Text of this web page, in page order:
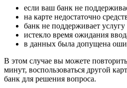
если ваш банк не
на карте недостаточно
банк не поддерживает
истекло время ожидания
в данных была допущена
В этом случае вы можете
минут, воспользоваться другой
банк для решения вопроса.